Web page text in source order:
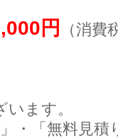
円 （消費
ます。
・「無料見積